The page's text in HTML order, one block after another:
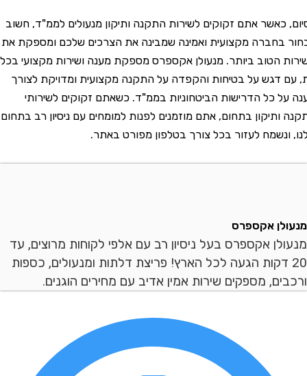
אתם זקוקים לשירות התקנה ותיקון מנעולים לממ"ד, חשוב
מקצועית ואמינה שמבינה את הצרכים שלכם ומספקת את
הטוב ביותר. מנעולן אקספרס מספקת מענה ושירות מקצועי בכל
על בטיחות והקפדה על התקנה מקצועית ומדויקת לצורך
כל הדרישות הביטחוניות בממ"ד. כשאתם זקוקים לשירותי
בתחום, אתם מוזמנים לפנות למומחים עם ניסיון רב בתחום
לעזור בכל צורך בטלפון מפורט באתר.
אקספרס
אקספרס בעל ניסיון רב עם אלפי לקוחות מרוצים, עד
דקות הגעה לכל הארץ! פריצת דלתות ומנעולים, כספות
מספקים שירות אמין אדיב עם מחירים הוגנים.